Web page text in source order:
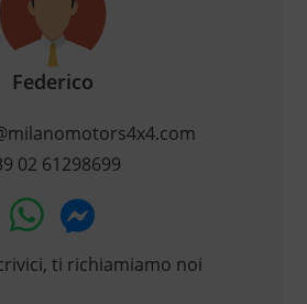
Federico
02 61298699
ti richiamiamo noi